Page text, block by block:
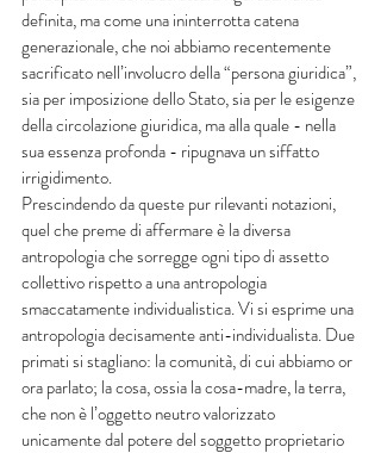
definita, ma come una ininterrotta catena
generazionale, che noi abbiamo recentemente
sacrificato nell’involucro della “persona giuridica”,
sia per imposizione dello Stato, sia per le esigenze
della circolazione giuridica, ma alla quale - nella
sua essenza profonda - ripugnava un siffatto
irrigidimento.
Prescindendo da queste pur rilevanti notazioni,
quel che preme di affermare è la diversa
antropologia che sorregge ogni tipo di assetto
collettivo rispetto a una antropologia
smaccatamente individualistica. Vi si esprime una
antropologia decisamente anti-individualista. Due
primati si stagliano: la comunità, di cui abbiamo or
ora parlato; la cosa, ossia la cosa-madre, la terra,
che non è l’oggetto neutro valorizzato
unicamente dal potere del soggetto proprietario